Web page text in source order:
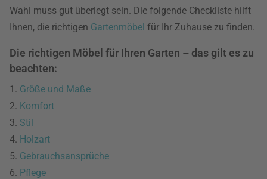
Wahl muss gut überlegt sein. Die folgende Checkliste hilft
Ihnen, die richtigen Gartenmöbel für Ihr Zuhause zu finden.
Die richtigen Möbel für Ihren Garten – das gilt es zu
beachten:
1. Größe und Maße
2. Komfort
3. Stil
4. Holzart
5. Gebrauchsansprüche
6. Pflege